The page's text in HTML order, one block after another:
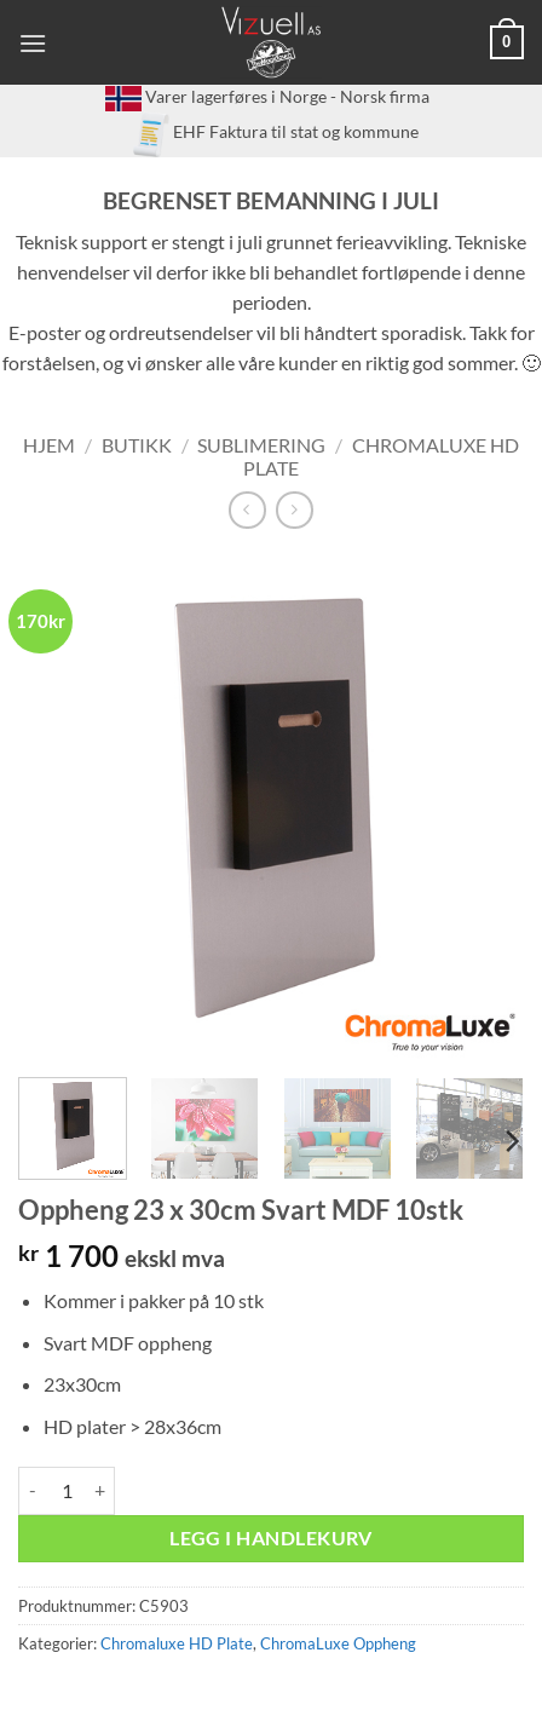
0
Varer lagerføres i Norge - Norsk firma
EHF Faktura til stat og kommune
BEGRENSET BEMANNING I JULI
Teknisk support er stengt i juli grunnet ferieavvikling. Tekniske
henvendelser vil derfor ikke bli behandlet fortløpende i denne
perioden.
E-poster og ordreutsendelser vil bli håndtert sporadisk. Takk for
forståelsen, og vi ønsker alle våre kunder en riktig god sommer. 🙂
HJEM / BUTIKK / SUBLIMERING / CHROMALUXE HD
PLATE
170kr
Oppheng 23 x 30cm Svart MDF 10stk
kr 1 700 ekskl mva
Kommer i pakker på 10 stk
Svart MDF oppheng
23x30cm
HD plater > 28x36cm
LEGG I HANDLEKURV
Produktnummer:C5903
Kategorier:Chromaluxe HD Plate,ChromaLuxe Oppheng